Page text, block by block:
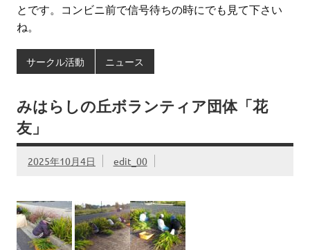
とです。コンビニ前で信号待ちの時にでも見て下さい
ね。
サークル活動 ニュース
みはらしの丘ボランティア団体「花
友」
2025年10月4日 edit_00